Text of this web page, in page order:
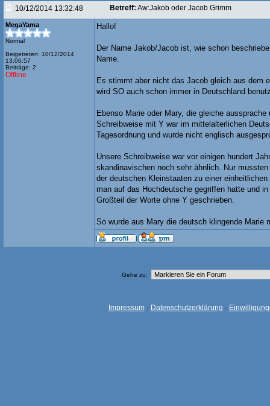
10/12/2014 13:32:48 Betreff: Aw:Jakob oder Jacob Grimm
MegaYama
Normal
Beigetreten: 10/12/2014
13:06:57
Beiträge: 2
Offline
Hallo!
Der Name Jakob/Jacob ist, wie schon
Name.
Es stimmt aber nicht das Jacob gleich aus dem
wird SO auch schon immer in Deutschland
Ebenso Marie oder Mary, die gleiche
Schreibweise mit Y war im mittelalterlichen
Tagesordnung und wurde nicht englisch
Unsere Schreibweise war vor einigen hundert
skandinavischen noch sehr ähnlich. Nur
der deutschen Kleinstaaten zu einer
man auf das Hochdeutsche gegriffen hatte und
Großteil der Worte ohne Y geschrieben.
So wurde aus Mary die deutsch klingende Marie
Gehe zu:
Impressum· Datenschutzerklärung ·